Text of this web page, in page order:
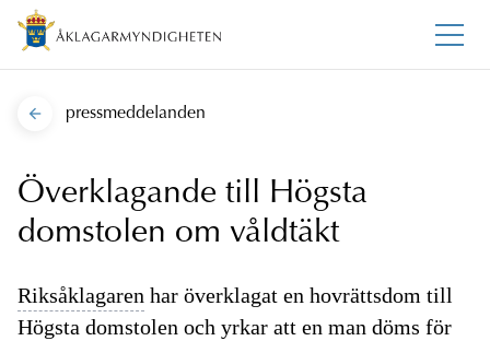
pressmeddelanden
Överklagande till Högsta
domstolen om våldtäkt
Riksåklagaren har överklagat en hovrättsdom till
Högsta domstolen och yrkar att en man döms för